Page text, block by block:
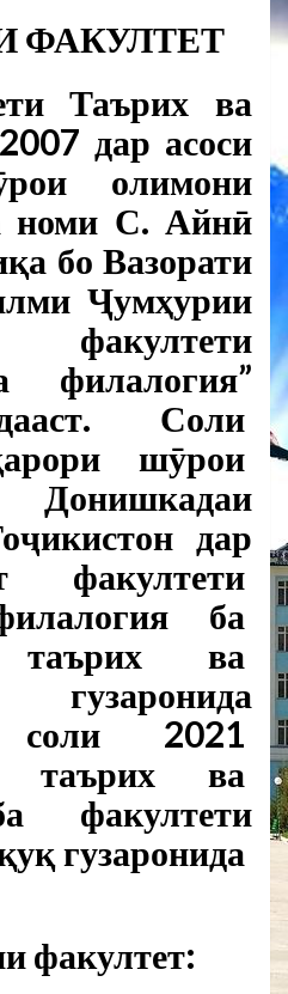
ФАКУЛТЕТ
Таърих ва
дар асоси
олимони
С. Айнӣ
бо Вазорати
Ҷумҳурии
факултети
филалогия”
Соли
шӯрои
дар
факултети
ба
таърих ва
гузаронида
2021
таърих ва
факултети
гузаронида
факултет: